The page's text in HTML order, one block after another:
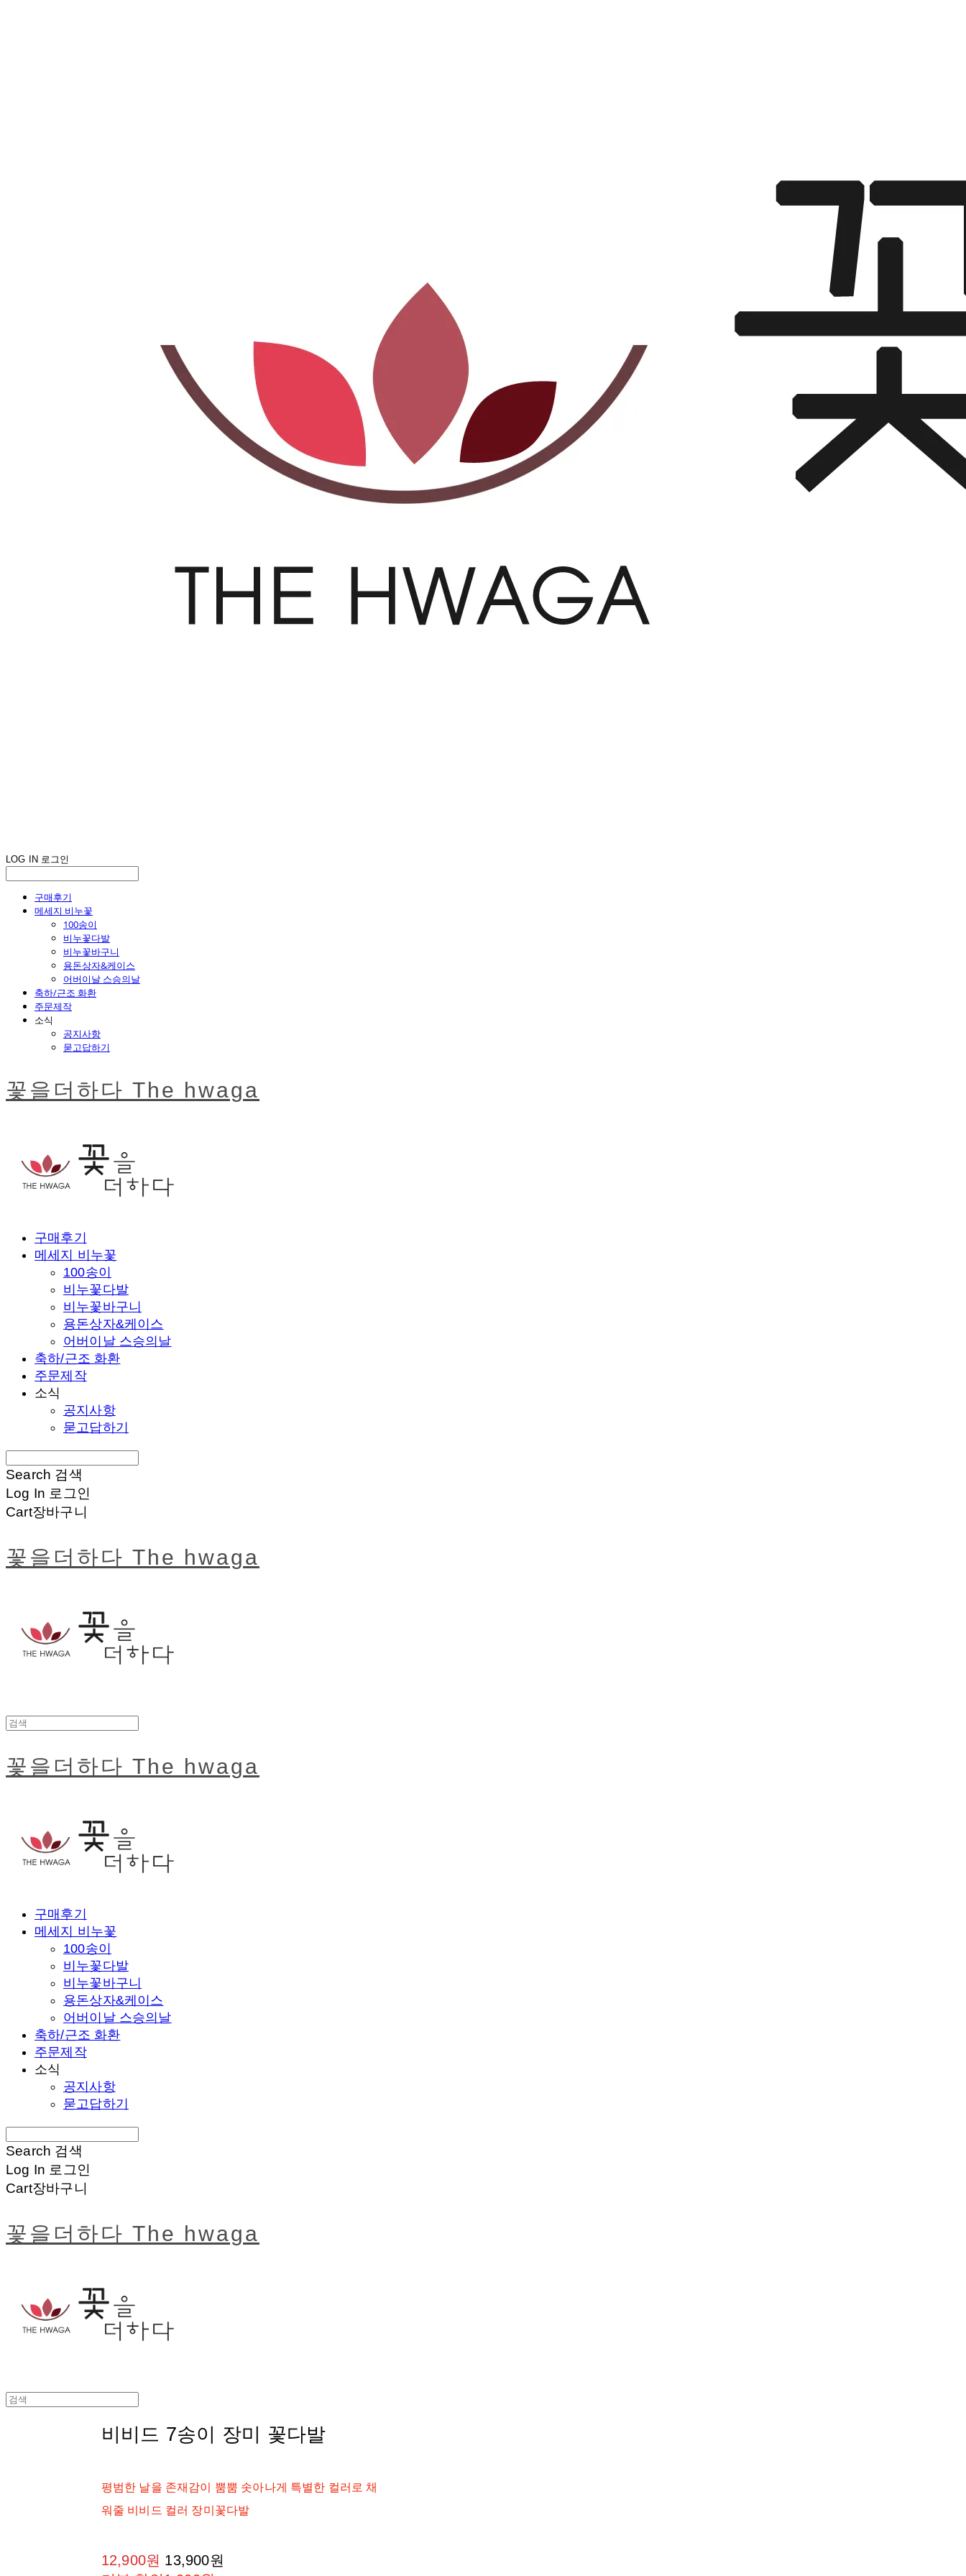
LOG IN 로그인
구매후기
메세지 비누꽃
100송이
비누꽃다발
비누꽃바구니
용돈상자&케이스
어버이날 스승의날
축하/근조 화환
주문제작
소식
공지사항
묻고답하기
꽃을더하다 The hwaga
구매후기
메세지 비누꽃
100송이
비누꽃다발
비누꽃바구니
용돈상자&케이스
어버이날 스승의날
축하/근조 화환
주문제작
소식
공지사항
묻고답하기
Search 검색
Log In 로그인
Cart장바구니
꽃을더하다 The hwaga
꽃을더하다 The hwaga
구매후기
메세지 비누꽃
100송이
비누꽃다발
비누꽃바구니
용돈상자&케이스
어버이날 스승의날
축하/근조 화환
주문제작
소식
공지사항
묻고답하기
Search 검색
Log In 로그인
Cart장바구니
꽃을더하다 The hwaga
비비드 7송이 장미 꽃다발
평범한 날을 존재감이 뿜뿜 솟아나게 특별한 컬러로 채
워줄 비비드 컬러 장미꽃다발
12,900원 13,900원